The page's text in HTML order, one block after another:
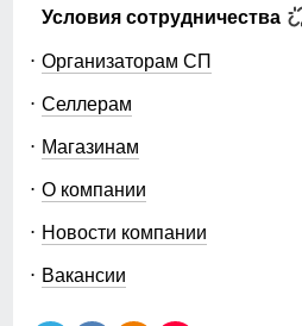
Условия сотрудничества
Организаторам СП
Селлерам
Магазинам
О компании
Новости компании
Вакансии